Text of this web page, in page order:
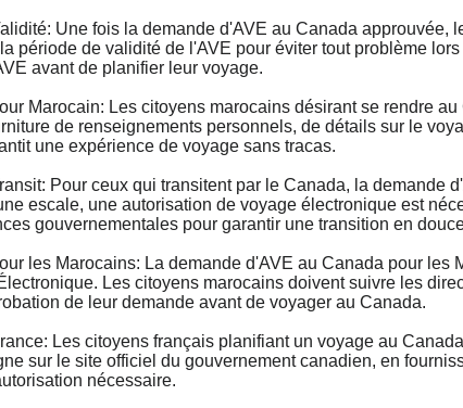
Une fois la demande d'AVE au Canada
la période de validité de l'AVE pour éviter tout problème
avant de planifier leur voyage.
Marocain: Les citoyens marocains désirant se rendre
de renseignements personnels, de détails sur le
une expérience de voyage sans tracas.
Pour ceux qui transitent par le Canada, la
escale, une autorisation de voyage électronique est
gouvernementales pour garantir une transition en
les Marocains: La demande d'AVE au Canada pour
Les citoyens marocains doivent suivre les
de leur demande avant de voyager au Canada.
Les citoyens français planifiant un voyage au
sur le site officiel du gouvernement canadien, en
nécessaire.